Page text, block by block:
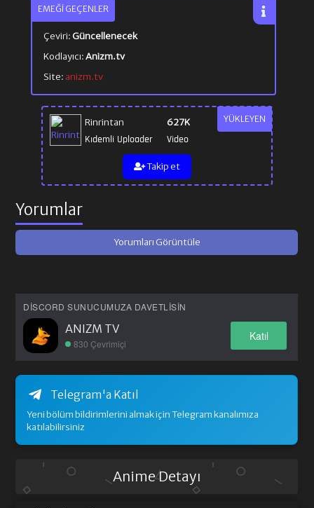
YÜKLEYEN
Rinrintan
Kıdemli Uploader
627K
Video
Takip et
EMEĞI GEÇENLER
Çeviri: Güncellenecek
Kodlayıcı:Anizm.tv
Site: anizm.tv
Yorumlar
Yorumları Görüntüle
DISCORD SUNUCUMUZA DAVETLISIN
ANIZM TV
830 Çevrimiçi
Katıl
Telegram'a Katıl
Yeni bölüm bildirimlerini almak için Telegram kanalımıza
katılabilirsiniz
Anime Detayı